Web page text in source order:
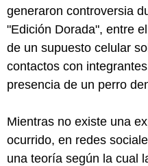
generaron controversia
"Edición Dorada", entre
de un supuesto celular
contactos con
presencia de un perro
Mientras no existe una
ocurrido, en redes
una teoría según la cual